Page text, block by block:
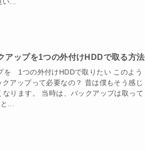
い...
アップを1つの外付けHDDで取る方法
を 1つの外付けHDDで取りたい このよう
アップって必要なの？ 昔は僕もそう感じ
ります。 当時は、バックアップは取って
...